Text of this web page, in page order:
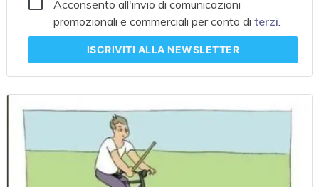
Acconsento all'invio di comunicazioni
promozionali e commerciali per conto diterzi
ISCRIVITI ALLA NEWSLETTER